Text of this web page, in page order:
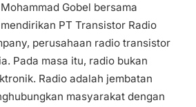
Gobel bersama
PT Transistor Radio
perusahaan radio transistor
Pada masa itu, radio bukan
Radio adalah jembatan
masyarakat dengan